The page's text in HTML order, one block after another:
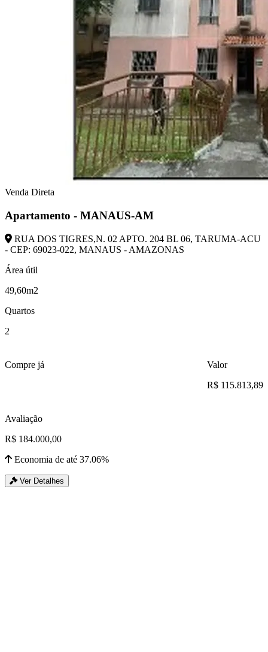
Venda Direta
Apartamento - MANAUS-AM
RUA DOS TIGRES,N. 02 APTO. 204 BL 06, TARUMA-ACU
- CEP: 69023-022, MANAUS - AMAZONAS
Área útil
49,60m2
Quartos
2
Compre já
Valor
R$ 115.813,89
Avaliação
R$ 184.000,00
Economia de até 37.06%
Ver Detalhes